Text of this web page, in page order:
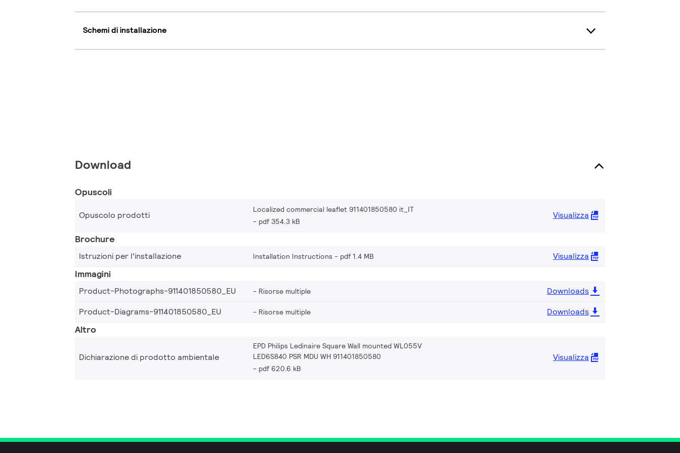
Schemi di installazione
Download
Opuscoli
Opuscolo prodotti
Localized commercial leaflet 911401850580 it_IT
pdf 354.3 kB
Visualizza
Brochure
Istruzioni per l'installazione Installation Instructions pdf 1.4 MB Visualizza
Immagini
Product-Photographs-911401850580_EU Risorse multiple
Downloads
Product-Diagrams-911401850580_EU
Risorse multiple Downloads
Altro
Dichiarazione di prodotto ambientale
EPD Philips Ledinaire Square Wall mounted WL055V
LED6S840 PSR MDU WH 911401850580
pdf 620.6 kB
Visualizza